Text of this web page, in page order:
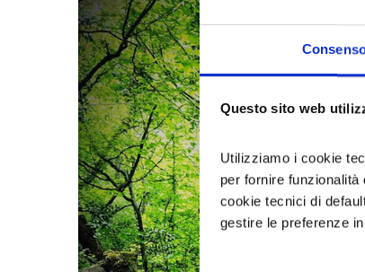
Questo sito web
Utilizziamo i cookie
per fornire
cookie tecnici di
gestire le preferenze